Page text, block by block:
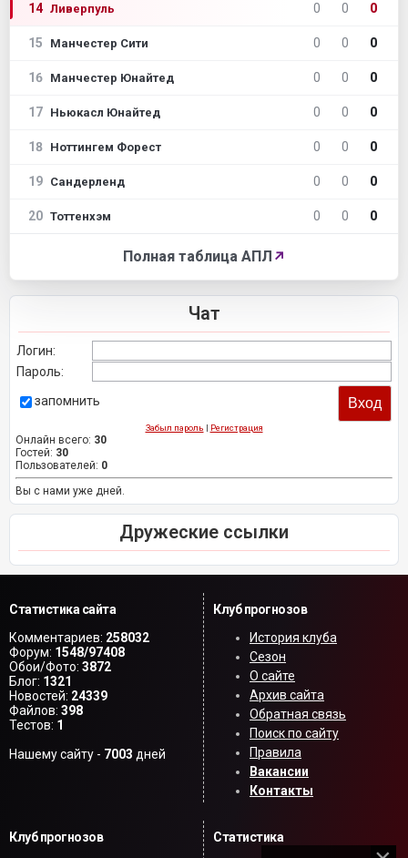
14 Ливерпуль 0 0 0
15 Манчестер Сити 0 0 0
16 Манчестер Юнайтед 0 0 0
17 Ньюкасл Юнайтед 0 0 0
18 Ноттингем Форест 0 0 0
19 Сандерленд 0 0 0
20 Тоттенхэм 0 0 0
Полная таблица АПЛ ↗
Чат
Логин:
Пароль:
запомнить
Забыл пароль | Регистрация
Онлайн всего: 30
Гостей: 30
Пользователей: 0
Вы с нами уже дней.
Дружеские ссылки
Статистика сайта
Комментариев: 258032
Форум: 1548/97408
Обои/Фото: 3872
Блог: 1321
Новостей: 24339
Файлов: 398
Тестов: 1
Нашему сайту - 7003 дней
Клуб прогнозов
История клуба
Сезон
О сайте
Архив сайта
Обратная связь
Поиск по сайту
Правила
Вакансии
Контакты
Клуб прогнозов Статистика